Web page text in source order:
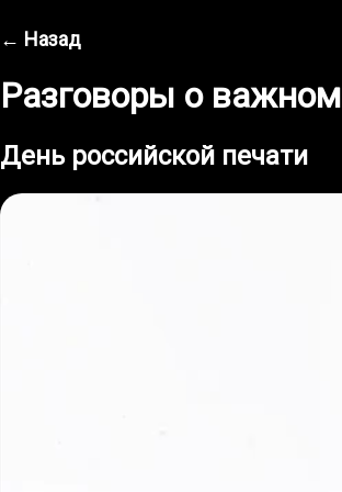
← Назад
Разговоры о важном
День российской печати